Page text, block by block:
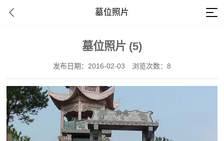
墓位照片
墓位照片 (5)
发布日期：2016-02-03 浏览次数：8